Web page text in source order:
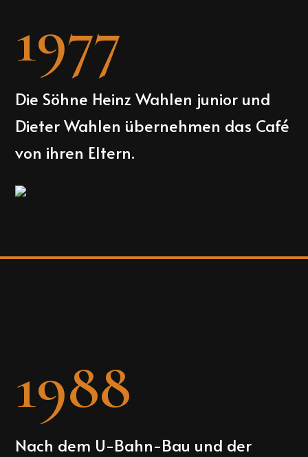
1977
Die Söhne Heinz Wahlen junior und
Dieter Wahlen übernehmen das Café
von ihren Eltern.
1988
Nach dem U-Bahn-Bau und der